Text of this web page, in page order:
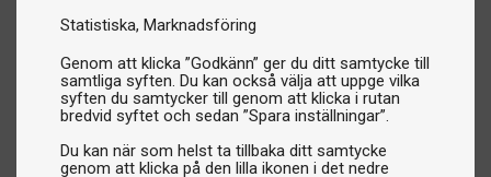
Statistiska Marknadsföring
Genom att klicka ”Godkänn” ger du ditt samtycke till
samtliga syften. Du kan också välja att uppge vilka
syften du samtycker till genom att klicka i rutan
bredvid syftet och sedan ”Spara inställningar”.
Du kan när som helst ta tillbaka ditt samtycke
genom att klicka på den lilla ikonen i det nedre